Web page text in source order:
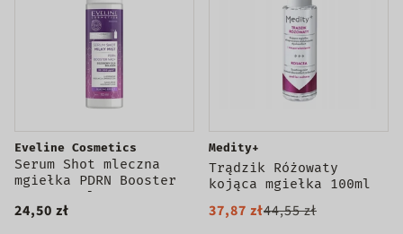
Eveline Cosmetics
Serum Shot mleczna
mgiełka PDRN Booster
NAD+ 110ml
24,50 zł
Medity+
Trądzik Różowaty
kojąca mgiełka 100ml
37,87 zł44,55 zł